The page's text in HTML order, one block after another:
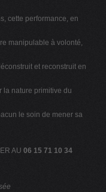
cette performance, en
manipulable à volonté,
et reconstruit en
la nature primitive du
le soin de mener sa
AU 06 15 71 10 34